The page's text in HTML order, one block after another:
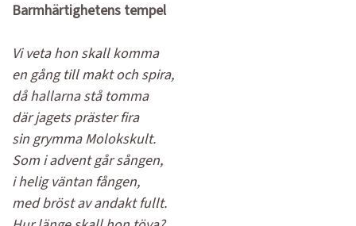
Barmhärtighetens tempel
Vi veta hon skall komma
en gång till makt och spira,
då hallarna stå tomma
där jagets präster fira
sin grymma Molokskult.
Som i advent går sången,
i helig väntan fången,
med bröst av andakt fullt.